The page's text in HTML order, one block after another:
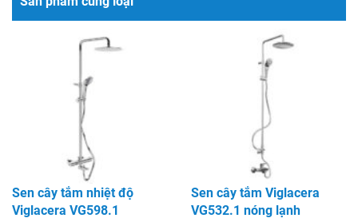
Sen cây tắm nhiệt độ
Viglacera VG598.1
Sen cây tắm Viglacera
VG532.1 nóng lạnh